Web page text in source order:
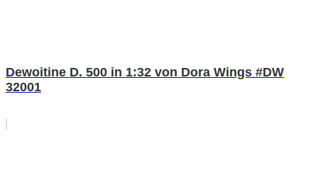
Dewoitine D. 500 in 1:32 von Dora Wings #DW
32001